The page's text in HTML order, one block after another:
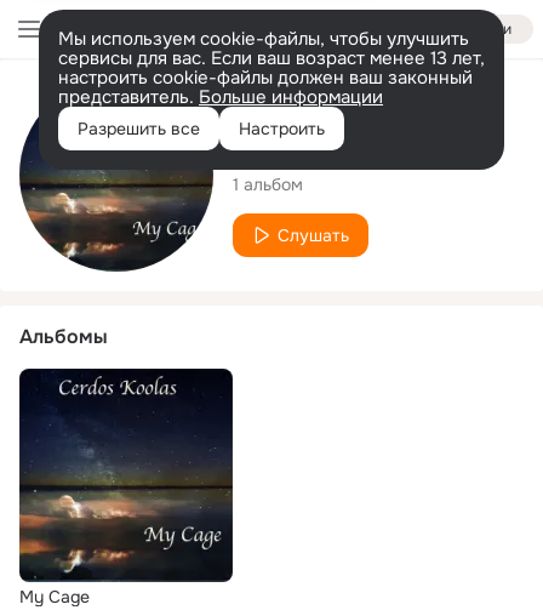
Войти
Мы используем cookie-файлы, чтобы улучшить
сервисы для вас. Если ваш возраст менее 13 лет,
настроить cookie-файлы должен ваш законный
представитель. Больше информации
Разрешить все Настроить
Исполнитель
Cerdos Koolas
1 альбом
Слушать
Альбомы
My Cage